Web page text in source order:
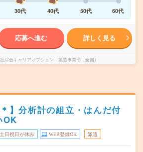
30代 40代 50代 60代
応募へ進む 詳しく見る
綜合キャリアオプション 製造事業部（全国）
】分析計の組立・はんだ付
OK
土日祝日が休み WEB登録OK 派遣